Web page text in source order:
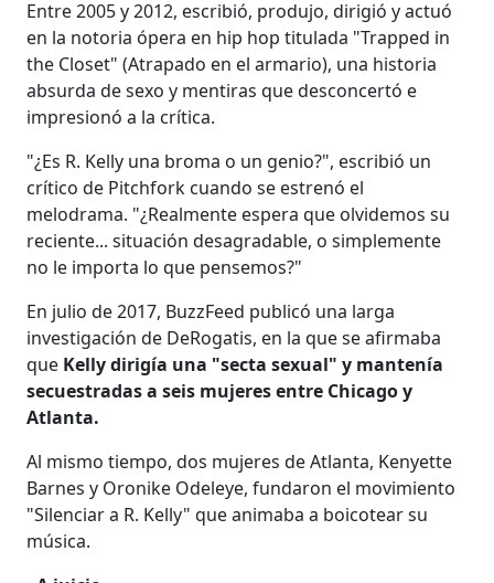
Entre 2005 y 2012, escribió, produjo, dirigió y actuó
en la notoria ópera en hip hop titulada "Trapped in
the Closet" (Atrapado en el armario), una historia
absurda de sexo y mentiras que desconcertó e
impresionó a la crítica.
"¿Es R. Kelly una broma o un genio?", escribió un
crítico de Pitchfork cuando se estrenó el
melodrama. "¿Realmente espera que olvidemos su
reciente... situación desagradable, o simplemente
no le importa lo que pensemos?"
En julio de 2017, BuzzFeed publicó una larga
investigación de DeRogatis, en la que se afirmaba
que Kelly dirigía una "secta sexual" y mantenía
secuestradas a seis mujeres entre Chicago y
Atlanta.
Al mismo tiempo, dos mujeres de Atlanta, Kenyette
Barnes y Oronike Odeleye, fundaron el movimiento
"Silenciar a R. Kelly" que animaba a boicotear su
música.